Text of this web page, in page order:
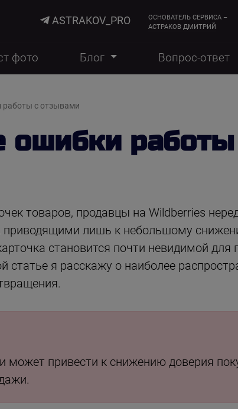
ASTRAKOV_PRO
ОСНОВАТЕЛЬ СЕРВИСА –
АСТРАКОВ ДМИТРИЙ
фото Блог Вопрос-ответ
работы с отзывами
ошибки
товаров, продавцы на Wildberries
приводящими лишь к небольшому
становится почти невидимой для
статье я расскажу о наиболее
может привести к снижению доверия